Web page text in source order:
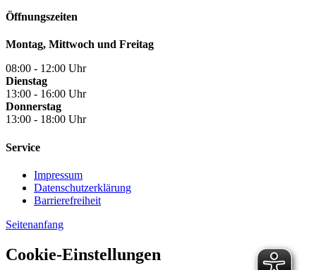
Öffnungszeiten
Montag, Mittwoch und Freitag
08:00 - 12:00 Uhr
Dienstag
13:00 - 16:00 Uhr
Donnerstag
13:00 - 18:00 Uhr
Service
Impressum
Datenschutzerklärung
Barrierefreiheit
Seitenanfang
Cookie-Einstellungen